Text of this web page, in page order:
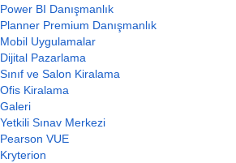
Power BI Danışmanlık
Planner Premium Danışmanlık
Mobil Uygulamalar
Dijital Pazarlama
Sınıf ve Salon Kiralama
Ofis Kiralama
Galeri
Yetkili Sınav Merkezi
Pearson VUE
Kryterion